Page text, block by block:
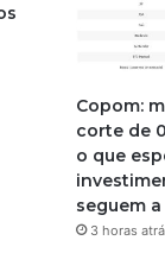
Copom:
corte de
o que
seguem a
3 horas